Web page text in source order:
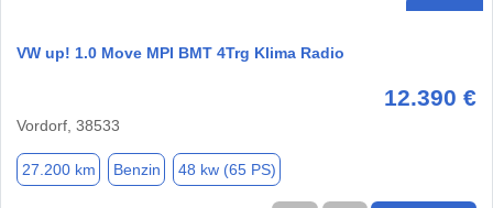
VW up! 1.0 Move MPI BMT 4Trg Klima Radio
12.390 €
Vordorf, 38533
27.200 km Benzin 48 kw (65 PS)